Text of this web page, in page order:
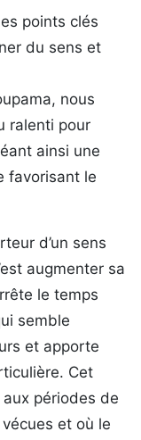
points clés
du sens et
nous
ralenti pour
ainsi une
favorisant le
d’un sens
augmenter sa
le temps
semble
et apporte
Cet
périodes de
et où le